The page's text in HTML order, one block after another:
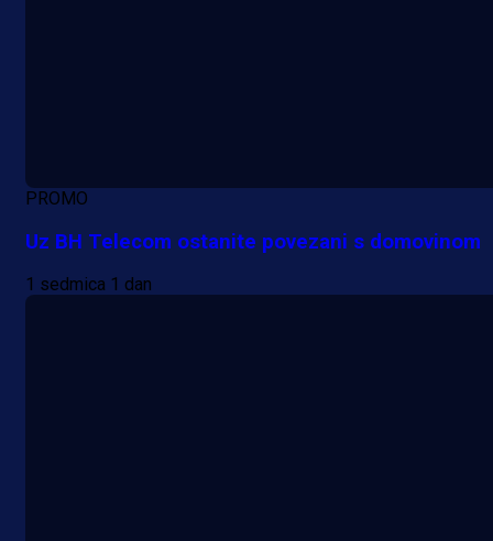
PROMO
Uz BH Telecom ostanite povezani s domovinom
1 sedmica 1 dan